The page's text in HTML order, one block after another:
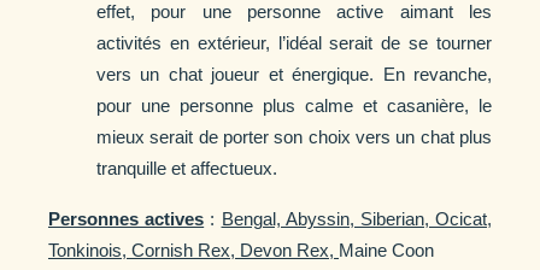
effet, pour une personne active aimant les
activités en extérieur, l’idéal serait de se tourner
vers un chat joueur et énergique. En revanche,
pour une personne plus calme et casanière, le
mieux serait de porter son choix vers un chat plus
tranquille et affectueux.
Personnes actives : Bengal, Abyssin, Siberian, Ocicat,
Tonkinois, Cornish Rex, Devon Rex, Maine Coon